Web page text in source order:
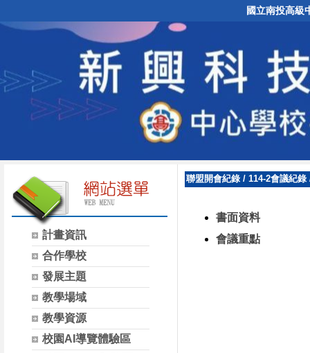
國立南投高級
計畫資訊
合作學校
發展主題
教學場域
教學資源
校園AI導覽體驗區
聯盟開會紀錄/ 114-2會議紀錄
書面資料
會議重點